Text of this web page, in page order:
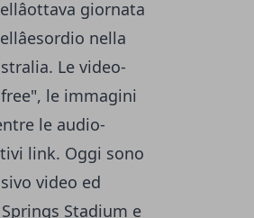
giornata
nella
Le video-
le immagini
le audio-
link. Oggi sono
video ed
Stadium e